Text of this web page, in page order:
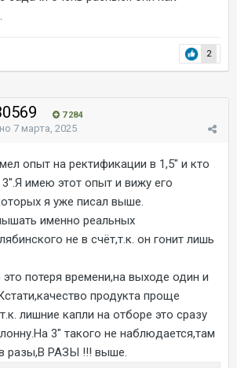
2
7 284
7 марта, 2025
опыт на ректификации в 1,5" и кто
имею этот опыт и вижу его
я уже писал выше.
именно реальных
не в счёт,т.к. он гонит лишь
потеря времени,на выходе один и
продукта проще
лишние капли на отборе это сразу
3" такого не наблюдается,там
разы,В РАЗЫ !!! выше.